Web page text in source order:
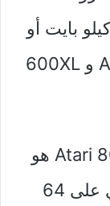
وصول عشوائي تبلغ 48 كيلو بايت أو
أعلى (ما لم تتم ترقية Atari 400 و 600XL
إذا بدأت من الصفر ، فإن Atari 800XL هو
خيار جيد. إنه موثوق به ، ويحتوي على 64